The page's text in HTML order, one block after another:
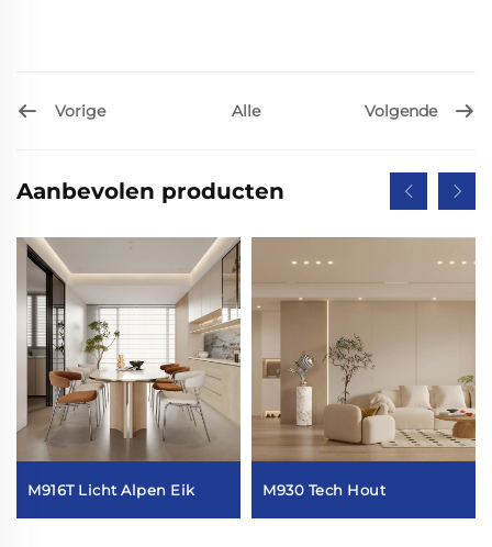
Vorige Alle Volgende
Aanbevolen producten
M916T Licht Alpen Eik M930 Tech Hout